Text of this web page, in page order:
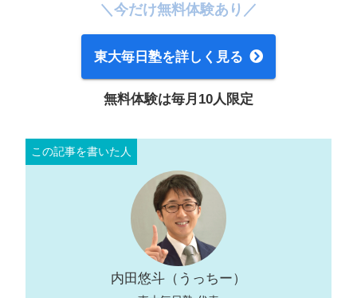
＼今だけ無料体験あり／
東大毎日塾を詳しく見る
無料体験は毎月10人限定
内田悠斗（うっちー）